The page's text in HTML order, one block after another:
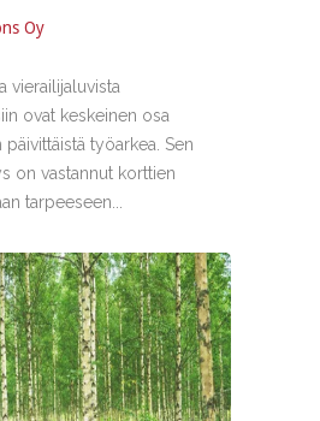
Oy
vierailijaluvista
ovat keskeinen osa
työarkea. Sen
on vastannut korttien
tarpeeseen...